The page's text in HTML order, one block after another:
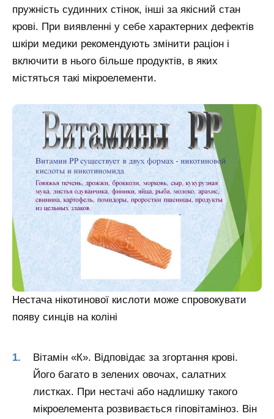
пружність судинних стінок, інші за якісний стан
крові. При виявленні у себе характерних дефектів
шкіри медики рекомендують змінити раціон і
включити в нього більше продуктів, в яких
містяться такі мікроелементи.
Нестача нікотинової кислоти може спровокувати
появу синців на коліні
Вітамін «К». Відповідає за згортання крові.
Його багато в зелених овочах, салатних
листках. При нестачі або надлишку такого
мікроелемента розвивається гіповітаміноз. Він